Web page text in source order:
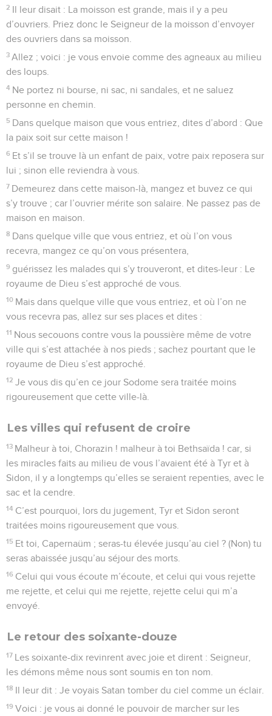
2 Il leur disait : La moisson est grande, mais il y a peu
d’ouvriers. Priez donc le Seigneur de la moisson d’envoyer
des ouvriers dans sa moisson.
3 Allez ; voici : je vous envoie comme des agneaux au milieu
des loups.
4 Ne portez ni bourse, ni sac, ni sandales, et ne saluez
personne en chemin.
5 Dans quelque maison que vous entriez, dites d’abord : Que
la paix soit sur cette maison !
6 Et s’il se trouve là un enfant de paix, votre paix reposera sur
lui ; sinon elle reviendra à vous.
7 Demeurez dans cette maison-là, mangez et buvez ce qui
s’y trouve ; car l’ouvrier mérite son salaire. Ne passez pas de
maison en maison.
8 Dans quelque ville que vous entriez, et où l’on vous
recevra, mangez ce qu’on vous présentera,
9 guérissez les malades qui s’y trouveront, et dites-leur : Le
royaume de Dieu s’est approché de vous.
10 Mais dans quelque ville que vous entriez, et où l’on ne
vous recevra pas, allez sur ses places et dites :
11 Nous secouons contre vous la poussière même de votre
ville qui s’est attachée à nos pieds ; sachez pourtant que le
royaume de Dieu s’est approché.
12 Je vous dis qu’en ce jour Sodome sera traitée moins
rigoureusement que cette ville-là.
Les villes qui refusent de croire
13 Malheur à toi, Chorazin ! malheur à toi Bethsaïda ! car, si
les miracles faits au milieu de vous l’avaient été à Tyr et à
Sidon, il y a longtemps qu’elles se seraient repenties, avec le
sac et la cendre.
14 C’est pourquoi, lors du jugement, Tyr et Sidon seront
traitées moins rigoureusement que vous.
15 Et toi, Capernaüm ; seras-tu élevée jusqu’au ciel ? (Non) tu
seras abaissée jusqu’au séjour des morts.
16 Celui qui vous écoute m’écoute, et celui qui vous rejette
me rejette, et celui qui me rejette, rejette celui qui m’a
envoyé.
Le retour des soixante-douze
17 Les soixante-dix revinrent avec joie et dirent : Seigneur,
les démons même nous sont soumis en ton nom.
18 Il leur dit : Je voyais Satan tomber du ciel comme un éclair.
19 Voici : je vous ai donné le pouvoir de marcher sur les